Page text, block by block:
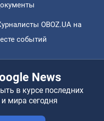
OBOZ.UA на
событий
News
в курсе последних
мира сегодня